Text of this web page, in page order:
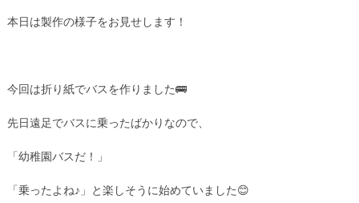
本日は製作の様子をお見せします！
今回は折り紙でバスを作りました🚌
先日遠足でバスに乗ったばかりなので、
「幼稚園バスだ！」
「乗ったよね♪」と楽しそうに始めていました😊